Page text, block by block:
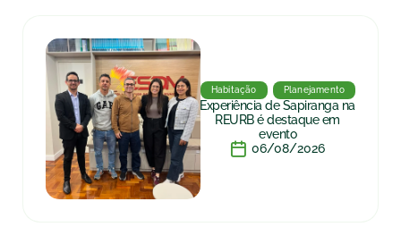
Habitação Planejamento
Experiência de Sapiranga na
REURB é destaque em
evento
06/08/2026